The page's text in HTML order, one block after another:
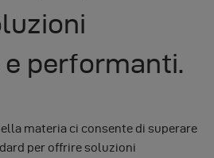
performanti.
materia ci consente di superare
per offrire soluzioni